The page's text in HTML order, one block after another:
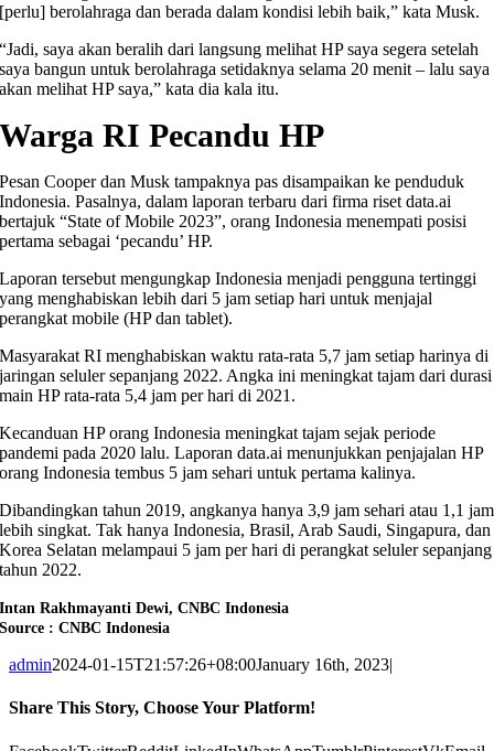
[perlu] berolahraga dan berada dalam kondisi lebih baik,” kata Musk.
“Jadi, saya akan beralih dari langsung melihat HP saya segera setelah
saya bangun untuk berolahraga setidaknya selama 20 menit – lalu saya
akan melihat HP saya,” kata dia kala itu.
Warga RI Pecandu HP
Pesan Cooper dan Musk tampaknya pas disampaikan ke penduduk
Indonesia. Pasalnya, dalam laporan terbaru dari firma riset data.ai
bertajuk “State of Mobile 2023”, orang Indonesia menempati posisi
pertama sebagai ‘pecandu’ HP.
Laporan tersebut mengungkap Indonesia menjadi pengguna tertinggi
yang menghabiskan lebih dari 5 jam setiap hari untuk menjajal
perangkat mobile (HP dan tablet).
Masyarakat RI menghabiskan waktu rata-rata 5,7 jam setiap harinya di
jaringan seluler sepanjang 2022. Angka ini meningkat tajam dari durasi
main HP rata-rata 5,4 jam per hari di 2021.
Kecanduan HP orang Indonesia meningkat tajam sejak periode
pandemi pada 2020 lalu. Laporan data.ai menunjukkan penjajalan HP
orang Indonesia tembus 5 jam sehari untuk pertama kalinya.
Dibandingkan tahun 2019, angkanya hanya 3,9 jam sehari atau 1,1 jam
lebih singkat. Tak hanya Indonesia, Brasil, Arab Saudi, Singapura, dan
Korea Selatan melampaui 5 jam per hari di perangkat seluler sepanjang
tahun 2022.
Intan Rakhmayanti Dewi, CNBC Indonesia
Source : CNBC Indonesia
admin2024-01-15T21:57:26+08:00January 16th, 2023|
Share This Story, Choose Your Platform!